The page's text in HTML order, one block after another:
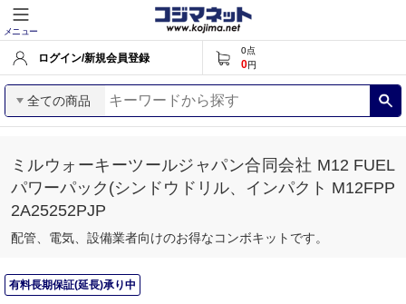
メニュー
ログイン/新規会員登録
0点
0円
全ての商品
ミルウォーキーツールジャパン合同会社 M12 FUEL
パワーパック(シンドウドリル、インパクト M12FPP
2A25252PJP
配管、電気、設備業者向けのお得なコンボキットです。
有料長期保証(延長)承り中